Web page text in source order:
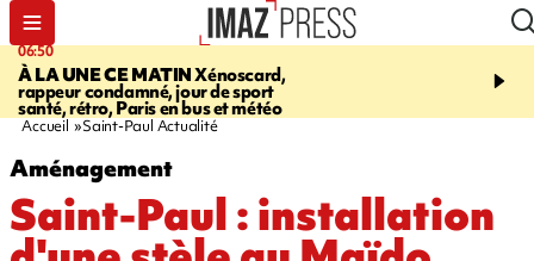
06:50
À LA UNE CE MATINXénoscard,
rappeur condamné, jour de sport
santé, rétro, Paris en bus et météo
08:53
Jour de
2026 - bouger,
Accueil Saint-Paul Actualité
Aménagement
Saint-Paul : installation